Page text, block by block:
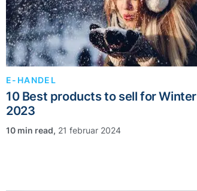
E-HANDEL
10 Best products to sell for Winter
2023
, 21 februar 2024